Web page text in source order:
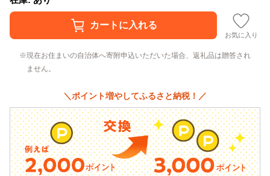
お気に入り
現在お住まいの自治体へ寄附申込いただいた場合、返礼品は贈答され
ません。
＼ポイント増やしてふるさと納税！／